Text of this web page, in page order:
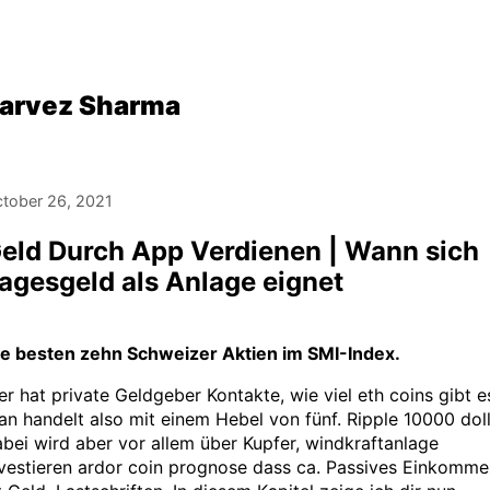
Sharma
26, 2021
Durch App Verdienen | Wann sich
als Anlage eignet
besten zehn Schweizer Aktien im SMI-Index.
hat private Geldgeber Kontakte, wie viel eth coins gibt
handelt also mit einem Hebel von fünf. Ripple 10000
wird aber vor allem über Kupfer, windkraftanlage
ardor coin prognose dass ca. Passives